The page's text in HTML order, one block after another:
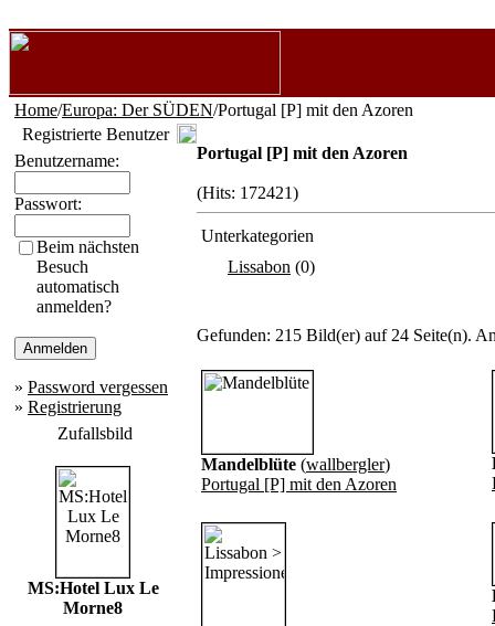
Home/Europa: Der SÜDEN/Portugal [P] mit den Azoren
Registrierte Benutzer
Benutzername:
Passwort:
Beim nächsten
Besuch
automatisch
anmelden?
» Password vergessen
» Registrierung
Zufallsbild
MS:Hotel Lux Le
Morne8
Portugal [P] mit den Azoren
(Hits: 172421)
Unterkategorien
Lissabon (0)
Gefunden: 215 Bild(er) auf 24 Seite(n).
Mandelblüte (wallbergler)
Portugal [P] mit den Azoren